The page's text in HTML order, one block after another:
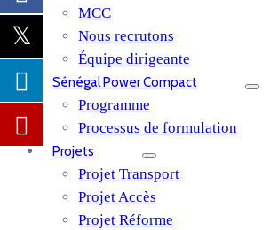
MCC
Nous recrutons
Équipe dirigeante
Sénégal Power Compact
Programme
Processus de formulation
Projets
Projet Transport
Projet Accès
Projet Réforme